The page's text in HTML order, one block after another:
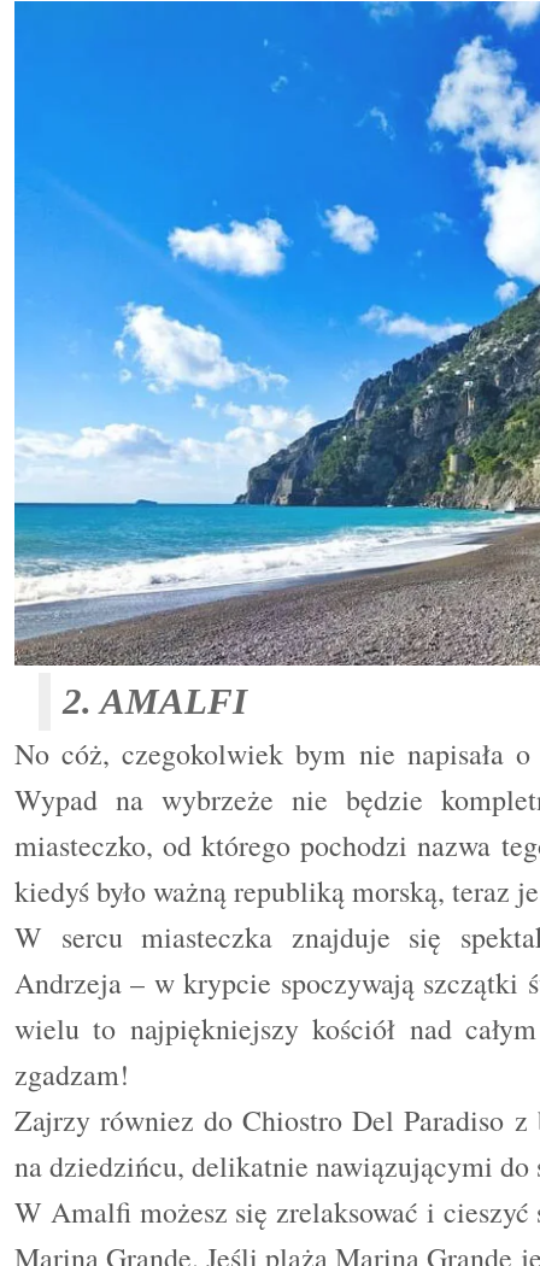
2. AMALFI
No cóż, czegokolwiek bym nie napisała
Wypad na wybrzeże nie będzie
miasteczko, od którego pochodzi nazwa
kiedyś było ważną republiką morską, teraz
W sercu miasteczka znajduje się
Andrzeja – w krypcie spoczywają szczątki
wielu to najpiękniejszy kościół nad
zgadzam!
Zajrzy równiez do Chiostro Del Paradiso
na dziedzińcu, delikatnie nawiązującymi
W Amalfi możesz się zrelaksować i cieszyć
Marina Grande. Jeśli plaża Marina Grande